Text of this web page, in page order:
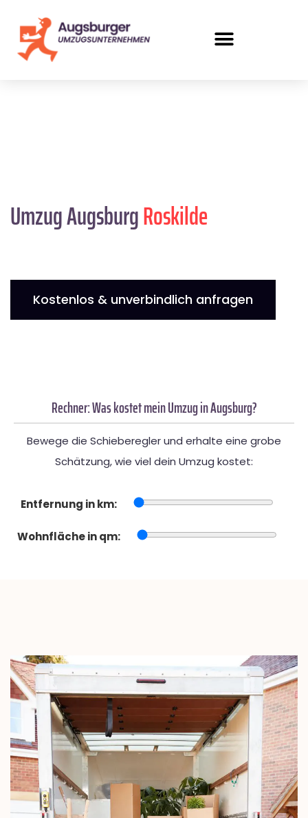
Umzug AugsburgRoskilde
Kostenlos & unverbindlich anfragen
Rechner: Was kostet mein Umzug in Augsburg?
Bewege die Schieberegler und erhalte eine grobe
Schätzung, wie viel dein Umzug kostet:
Entfernung in km:
Wohnfläche in qm: